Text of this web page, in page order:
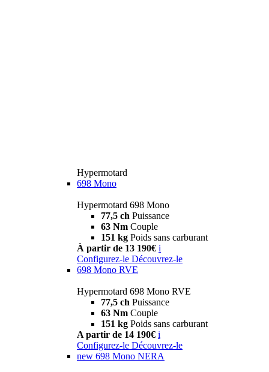
Hypermotard
698 Mono
Hypermotard 698 Mono
77,5 ch Puissance
63 Nm Couple
151 kg Poids sans carburant
À partir de 13 190€ i
Configurez-le Découvrez-le
698 Mono RVE
Hypermotard 698 Mono RVE
77,5 ch Puissance
63 Nm Couple
151 kg Poids sans carburant
A partir de 14 190€ i
Configurez-le Découvrez-le
new 698 Mono NERA